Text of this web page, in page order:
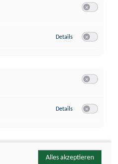
Details zu Google Analytics
Details zu YouTube
Alles akzeptieren